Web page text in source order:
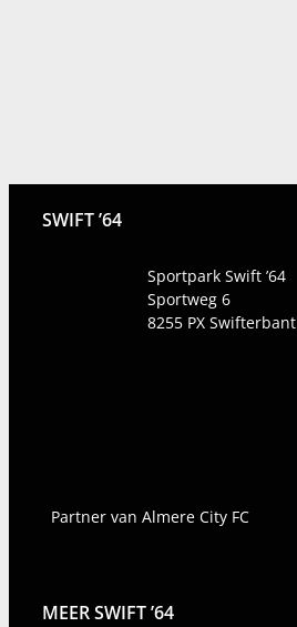
SWIFT ’64
Sportpark Swift ’64
Sportweg 6
8255 PX Swifterbant
Partner van Almere City FC
MEER SWIFT ’64